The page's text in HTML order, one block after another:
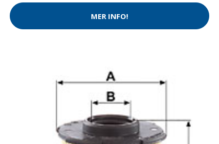
MER INFO!